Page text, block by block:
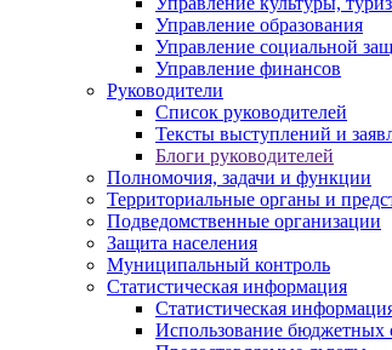
Управление образования
Управление социальной
Управление финансов
Руководители
Список руководителей
Тексты выступлений и
Блоги руководителей
Полномочия, задачи и функции
Территориальные органы и
Подведомственные организации
Защита населения
Муниципальный контроль
Статистическая информация
Статистическая
Использование бюджетных